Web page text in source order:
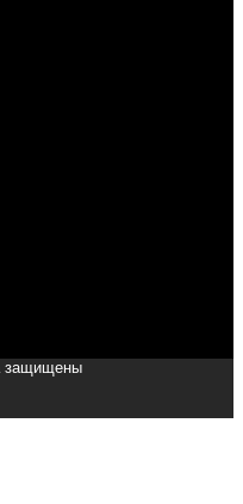
защищены